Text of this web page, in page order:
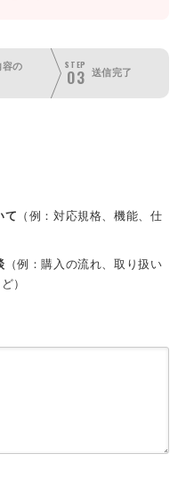
容の
STEP
03 送信完了
て （例：対応規格、機能、仕
（例：購入の流れ、取り扱い
）